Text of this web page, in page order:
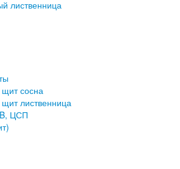
лиственница
сосна
лиственница
ЦСП